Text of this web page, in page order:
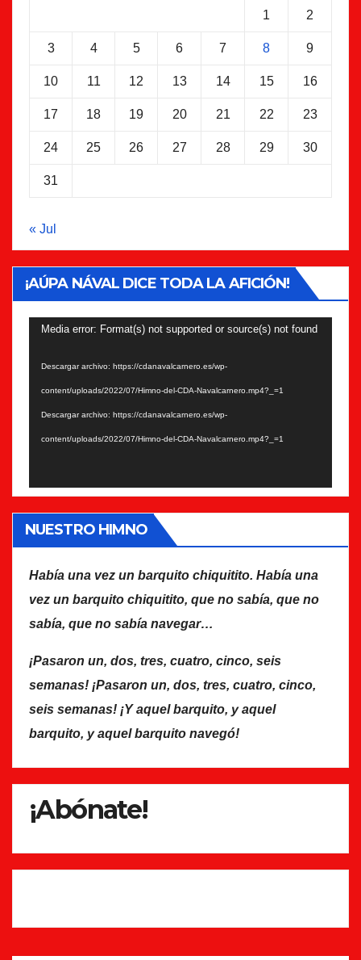
1 2
3 4 5 6 7 8 9
10 11 12 13 14 15 16
17 18 19 20 21 22 23
24 25 26 27 28 29 30
31
« Jul
¡AÚPA NÁVAL DICE TODA LA AFICIÓN!
Reproductor
Media error: Format(s) not supported or source(s) not found
Descargar archivo: https://cdanavalcarnero.es/wp-
content/uploads/2022/07/Himno-del-CDA-Navalcarnero.mp4?_=1
Descargar archivo: https://cdanavalcarnero.es/wp-
content/uploads/2022/07/Himno-del-CDA-Navalcarnero.mp4?_=1
NUESTRO HIMNO
Había una vez un barquito chiquitito. Había una
vez un barquito chiquitito, que no sabía, que no
sabía, que no sabía navegar…
¡Pasaron un, dos, tres, cuatro, cinco, seis
semanas! ¡Pasaron un, dos, tres, cuatro, cinco,
seis semanas! ¡Y aquel barquito, y aquel
barquito, y aquel barquito navegó!
¡Abónate!